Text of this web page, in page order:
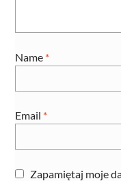
Name *
Email *
Zapamiętaj moje